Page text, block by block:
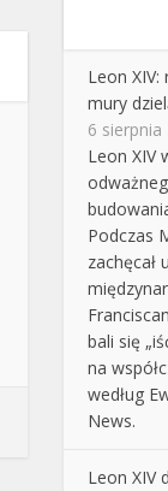
Leon
mury
6 sierpnia
Leon XIV
Podczas
zachęcał
bali się
na
według
News.
Leon XIV